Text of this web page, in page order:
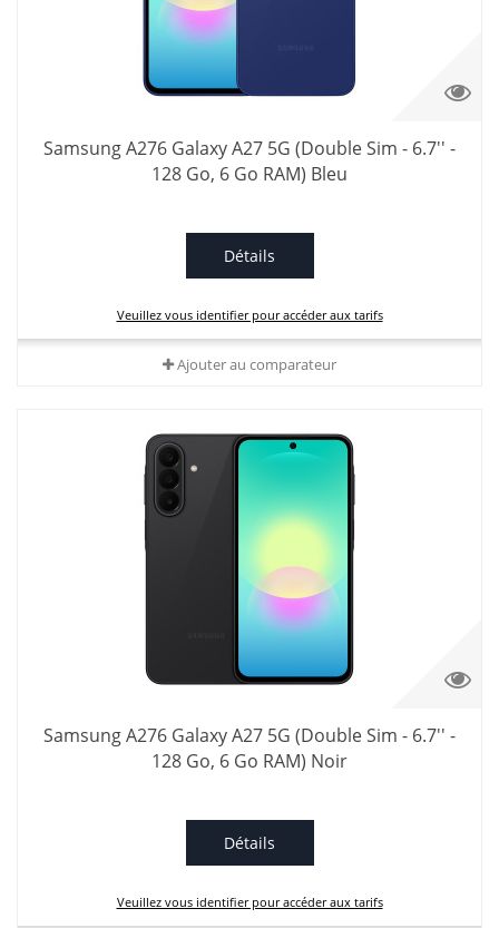
Samsung A276 Galaxy A27 5G (Double Sim - 6.7'' -
128 Go, 6 Go RAM) Bleu
Détails
Veuillez vous identifier pour accéder aux tarifs
Ajouter au comparateur
Samsung A276 Galaxy A27 5G (Double Sim - 6.7'' -
128 Go, 6 Go RAM) Noir
Détails
Veuillez vous identifier pour accéder aux tarifs